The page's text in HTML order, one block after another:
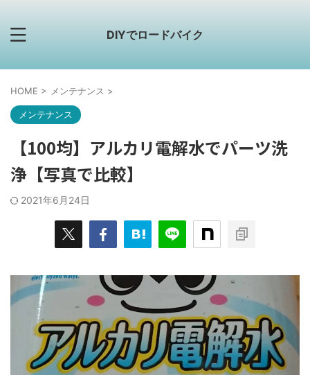
DIYでロードバイク
HOME > メンテナンス >
メンテナンス
【100均】アルカリ電解水でパーツ洗
浄【写真で比較】
2021年6月24日